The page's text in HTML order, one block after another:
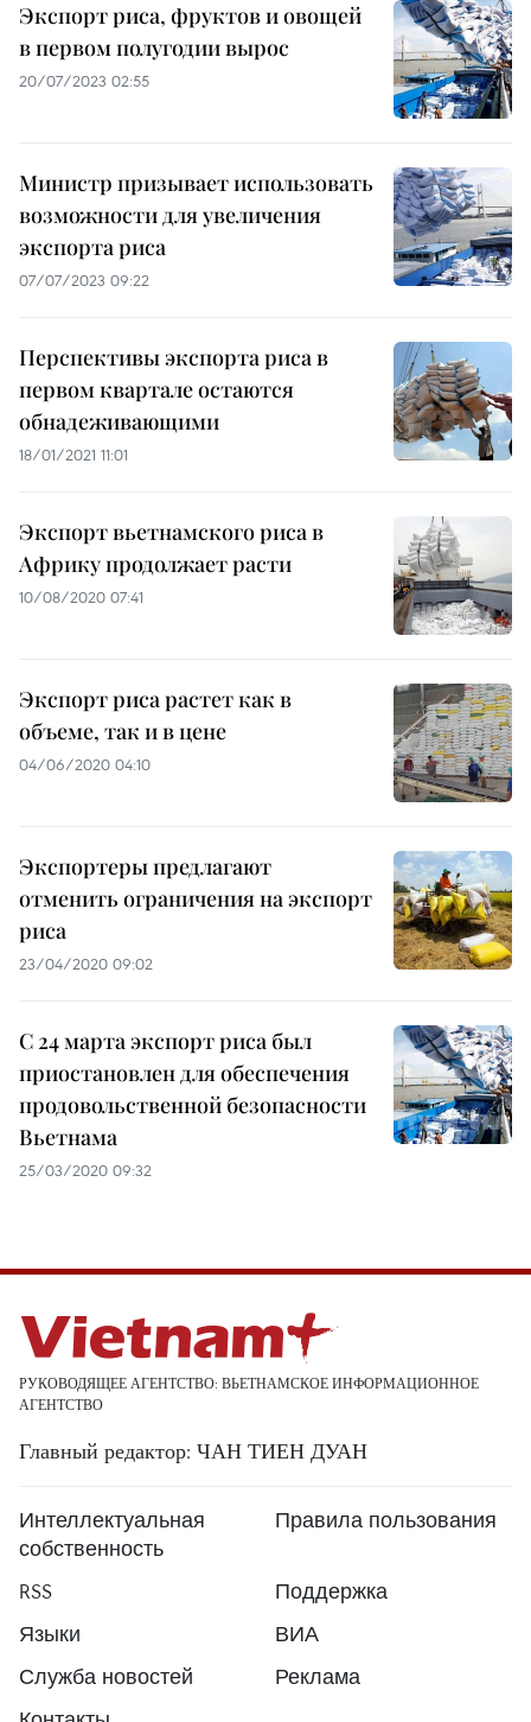
Экспорт риса, фруктов и овощей
в первом полугодии вырос
20/07/2023 02:55
Министр призывает использовать
возможности для увеличения
экспорта риса
07/07/2023 09:22
Перспективы экспорта риса в
первом квартале остаются
обнадеживающими
18/01/2021 11:01
Экспорт вьетнамского риса в
Африку продолжает расти
10/08/2020 07:41
Экспорт риса растет как в
объеме, так и в цене
04/06/2020 04:10
Экспортеры предлагают
отменить ограничения на экспорт
риса
23/04/2020 09:02
С 24 марта экспорт риса был
приостановлен для обеспечения
продовольственной безопасности
Вьетнама
25/03/2020 09:32
РУКОВОДЯЩЕЕ АГЕНТСТВО: ВЬЕТНАМСКОЕ ИНФОРМАЦИОННОЕ
АГЕНТСТВО
Главный редактор: ЧАН ТИЕН ДУАН
Интеллектуальная
собственность
Правила пользования
RSS
Поддержка
Языки
ВИА
Служба новостей
Реклама